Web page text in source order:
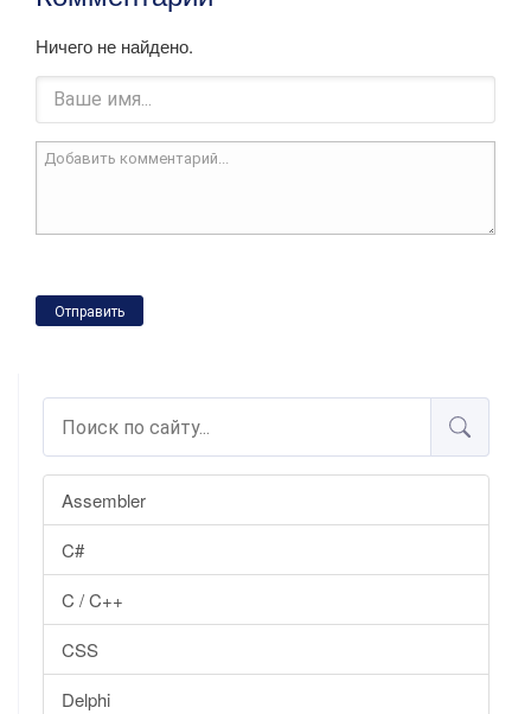
Assembler
C#
C / C++
CSS
Delphi
Ничего не найдено.
Отправить